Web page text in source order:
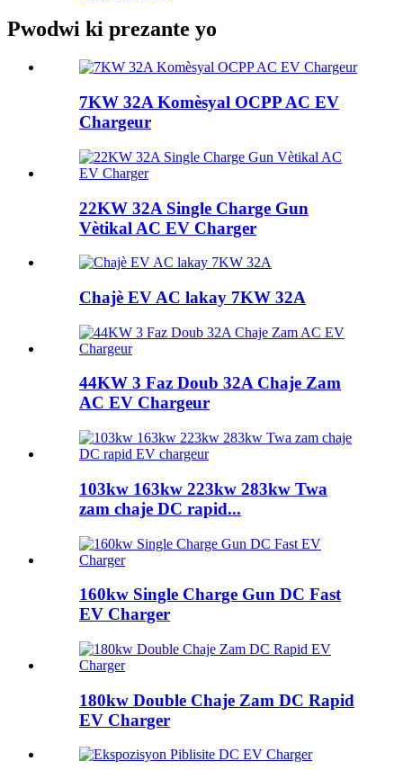
Pwodwi ki prezante yo
7KW 32A Komèsyal OCPP AC EV
Chargeur
22KW 32A Single Charge Gun
Vètikal AC EV Charger
Chajè EV AC lakay 7KW 32A
44KW 3 Faz Doub 32A Chaje Zam
AC EV Chargeur
103kw 163kw 223kw 283kw Twa
zam chaje DC rapid...
160kw Single Charge Gun DC Fast
EV Charger
180kw Double Chaje Zam DC Rapid
EV Charger